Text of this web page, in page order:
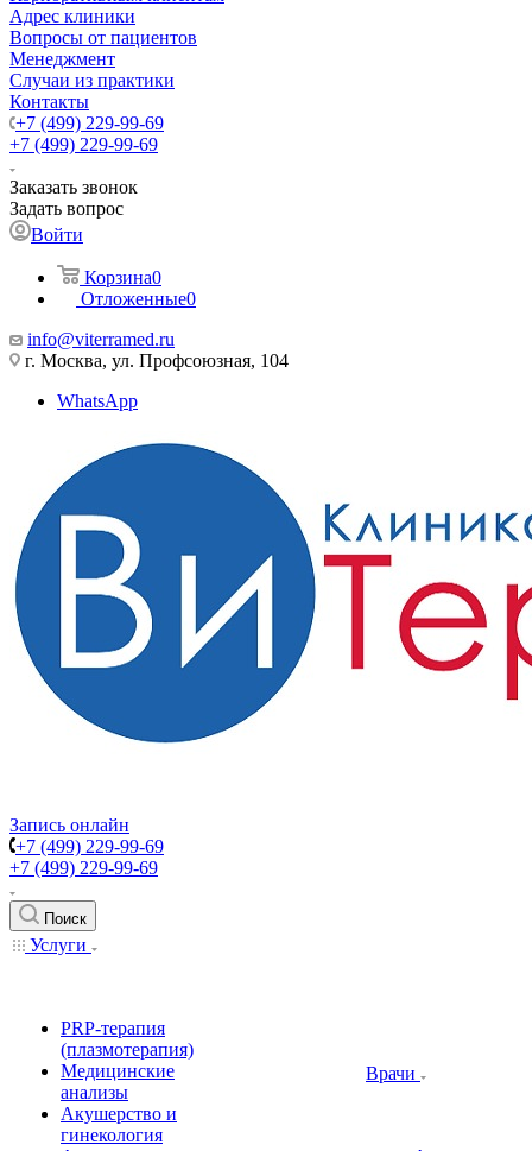
Адрес клиники
Вопросы от пациентов
Менеджмент
Случаи из практики
Контакты
+7 (499) 229-99-69
+7 (499) 229-99-69
Заказать звонок
Задать вопрос
Войти
Корзина0
Отложенные0
info@viterramed.ru
г. Москва, ул. Профсоюзная, 104
WhatsApp
Запись онлайн
+7 (499) 229-99-69
+7 (499) 229-99-69
Поиск
Услуги
PRP-терапия
(плазмотерапия)
Медицинские
анализы
Акушерство и
гинекология
Врачи